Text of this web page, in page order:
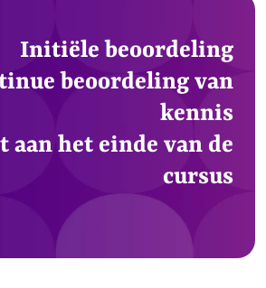
Initiële beoordeling
beoordeling van
kennis
aan het einde van de
cursus